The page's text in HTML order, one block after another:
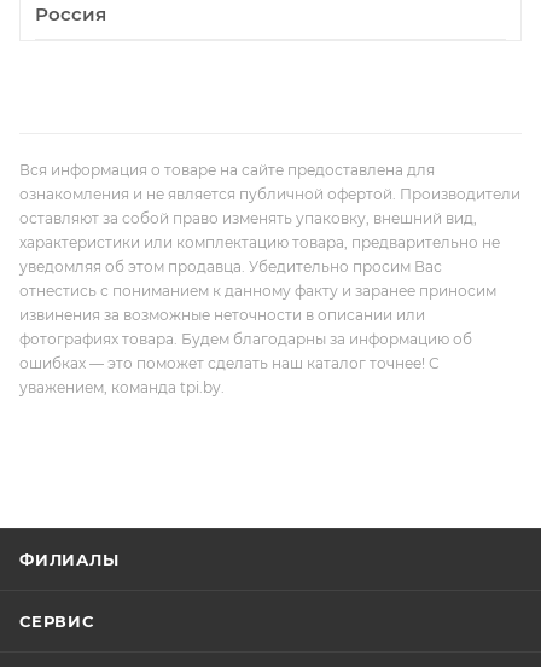
Россия
Вся информация о товаре на сайте предоставлена для
ознакомления и не является публичной офертой. Производители
оставляют за собой право изменять упаковку, внешний вид,
характеристики или комплектацию товара, предварительно не
уведомляя об этом продавца. Убедительно просим Вас
отнестись с пониманием к данному факту и заранее приносим
извинения за возможные неточности в описании или
фотографиях товара. Будем благодарны за информацию об
ошибках — это поможет сделать наш каталог точнее! С
уважением, команда tpi.by.
ФИЛИАЛЫ
СЕРВИС